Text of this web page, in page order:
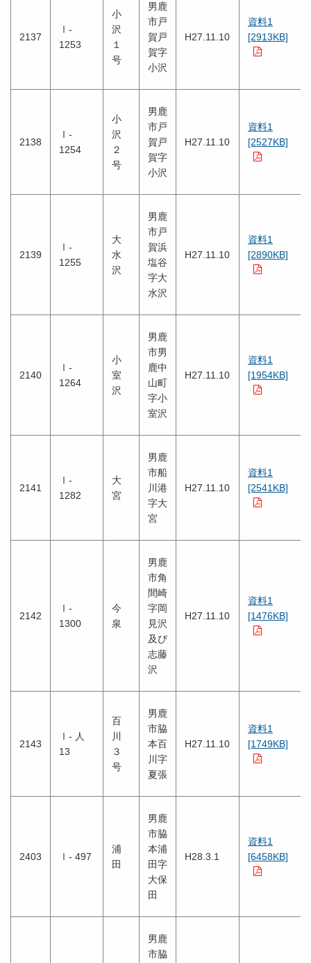
2137
Ⅰ-
1253
小
沢
１
号
男鹿
市戸
賀戸
賀字
小沢
H27.11.10
資料1
[2913KB]
2138
Ⅰ-
1254
小
沢
２
号
男鹿
市戸
賀戸
賀字
小沢
H27.11.10
資料1
[2527KB]
2139
Ⅰ-
1255
大
水
沢
男鹿
市戸
賀浜
塩谷
字大
水沢
H27.11.10
資料1
[2890KB]
2140
Ⅰ-
1264
小
室
沢
男鹿
市男
鹿中
山町
字小
室沢
H27.11.10
資料1
[1954KB]
2141
Ⅰ-
1282
大
宮
男鹿
市船
川港
字大
宮
H27.11.10
資料1
[2541KB]
2142
Ⅰ-
1300
今
泉
男鹿
市角
間崎
字岡
見沢
及び
志藤
沢
H27.11.10
資料1
[1476KB]
2143
Ⅰ- 人
13
百
川
３
号
男鹿
市脇
本百
川字
夏張
H27.11.10
資料1
[1749KB]
2403 Ⅰ- 497
浦
田
男鹿
市脇
本浦
田字
大保
田
H28.3.1
資料1
[6458KB]
男鹿
市脇